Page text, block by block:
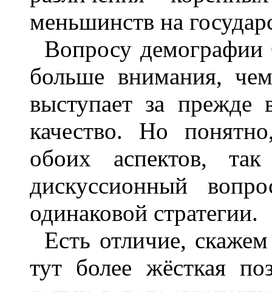
меньшинств на
Вопросу демографии
больше внимания,
выступает за
качество. Но
обоих аспектов,
дискуссионный
одинаковой стратегии.
Есть отличие,
тут более жёсткая